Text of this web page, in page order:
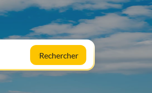
Rechercher